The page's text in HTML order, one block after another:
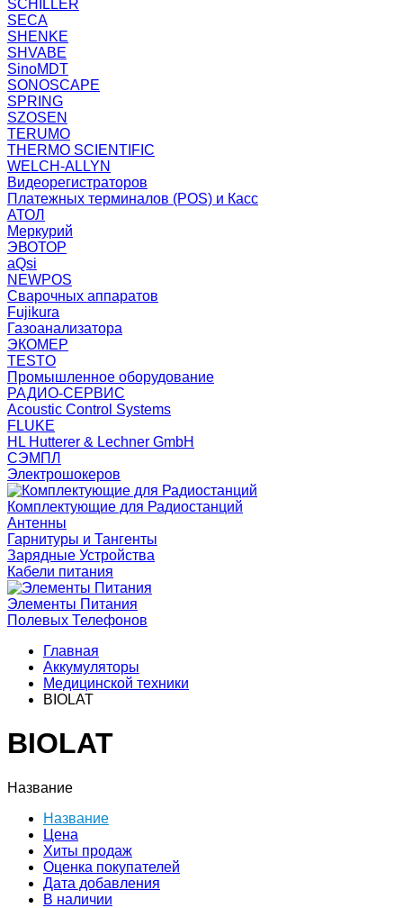
SCHILLER
SECA
SHENKE
SHVABE
SinoMDT
SONOSCAPE
SPRING
SZOSEN
TERUMO
THERMO SCIENTIFIC
WELCH-ALLYN
Видеорегистраторов
Платежных терминалов (POS) и Касс
АТОЛ
Меркурий
ЭВОТОР
aQsi
NEWPOS
Сварочных аппаратов
Fujikura
Газоанализатора
ЭКОМЕР
TESTO
Промышленное оборудование
РАДИО-СЕРВИС
Acoustic Control Systems
FLUKE
HL Hutterer & Lechner GmbH
СЭМПЛ
Электрошокеров
Комплектующие для Радиостанций
Антенны
Гарнитуры и Тангенты
Зарядные Устройства
Кабели питания
Элементы Питания
Полевых Телефонов
Главная
Аккумуляторы
Медицинской техники
BIOLAT
BIOLAT
Название
Название
Цена
Хиты продаж
Оценка покупателей
Дата добавления
В наличии